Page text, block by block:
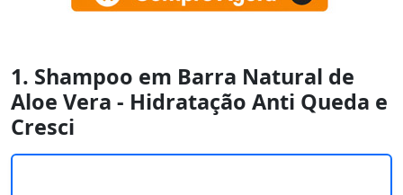
1. Shampoo em Barra Natural de
Aloe Vera - Hidratação Anti Queda e
Cresci